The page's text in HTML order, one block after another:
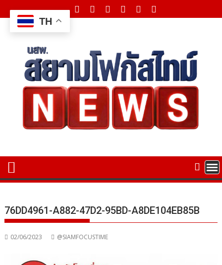
to
content
76DD4961-A882-47D2-95BD-A8DE104EB85B
02/06/2023 @SIAMFOCUSTIME
TH